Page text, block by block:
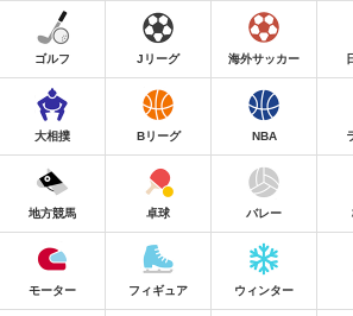
ゴルフ Jリーグ 海外サッカー
大相撲 Bリーグ NBA
地方競馬 卓球 バレー
モーター フィギュア ウィンター